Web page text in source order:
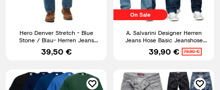
Hero Denver Stretch - Blue
Stone / Blau- Herren Jeans
Hose von STOOKER Brands
39,50 €
On Sale
A. Salvarini Designer Herren
Jeans Hose Basic Jeanshose
Comfort Fit gerades Bein
39,90 € 79,90 €